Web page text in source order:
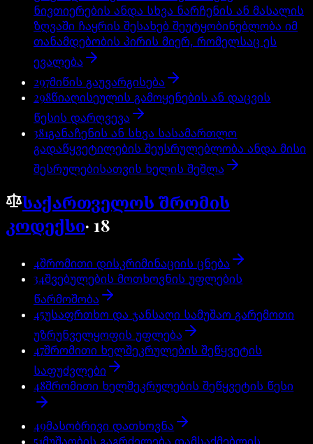
ნივთიერების ანდა სხვა ნარჩენის ან მასალის
ზღვაში ჩაყრის შესახებ შეუტყობინებლობა იმ
თანამდებობის პირის მიერ, რომელსაც ეს
ევალება
297მიწის გაუვარგისება
298წიაღისეულის გამოყენების ან დაცვის
წესის დარღვევა
381განაჩენის ან სხვა სასამართლო
გადაწყვეტილების შეუსრულებლობა ანდა მისი
შესრულებისათვის ხელის შეშლა
საქართველოს შრომის
კოდექსი·18
4შრომითი დისკრიმინაციის ცნება
34შვებულების მოთხოვნის უფლების
წარმოშობა
45უსაფრთხო და ჯანსაღი სამუშაო გარემოთი
უზრუნველყოფის უფლება
47შრომითი ხელშეკრულების შეწყვეტის
საფუძვლები
48შრომითი ხელშეკრულების შეწყვეტის წესი
49მასობრივი დათხოვნა
51